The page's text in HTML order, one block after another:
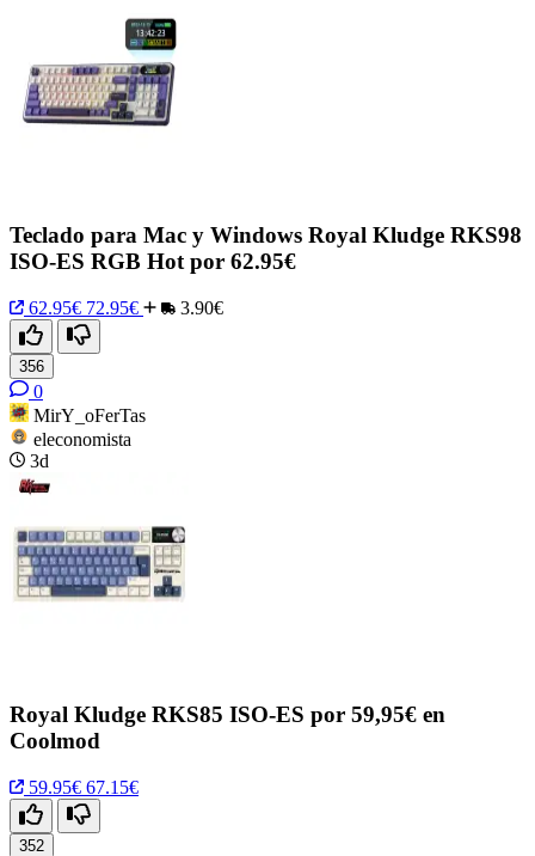
Teclado para Mac y Windows Royal Kludge RKS98
ISO-ES RGB Hot por 62.95€
62.95€ 72.95€ 3.90€
356
0
MirY_oFerTas
eleconomista
3d
Royal Kludge RKS85 ISO-ES por 59,95€ en
Coolmod
59.95€ 67.15€
352